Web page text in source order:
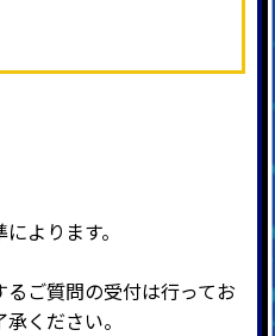
よります。
ご質問の受付は行ってお
ください。